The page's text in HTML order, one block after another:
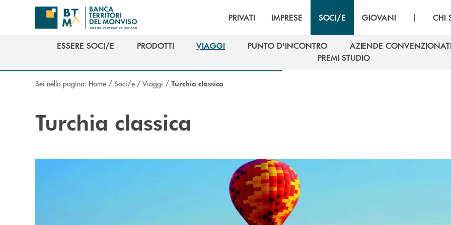
Salta al contenuto principale
PRIVATI IMPRESE SOCI/E GIOVANI | CHI
ESSERE SOCI/E
PRODOTTI
VIAGGI
PUNTO D'INCONTRO
PUNTO D'INCONTRO
AZIENDE
AZIENDE CONVENZIONATE
PREMI STUDIO
Sei nella pagina: Home / Soci/e / Viaggi / Turchia classica
Turchia classica